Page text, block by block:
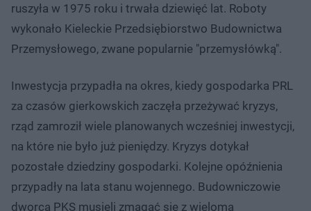
ruszyła w 1975 roku i trwała dziewięć lat. Roboty
wykonało Kieleckie Przedsiębiorstwo Budownictwa
Przemysłowego, zwane popularnie "przemysłówką".
Inwestycja przypadła na okres, kiedy gospodarka PRL
za czasów gierkowskich zaczęła przeżywać kryzys,
rząd zamroził wiele planowanych wcześniej inwestycji,
na które nie było już pieniędzy. Kryzys dotykał
pozostałe dziedziny gospodarki. Kolejne opóźnienia
przypadły na lata stanu wojennego. Budowniczowie
dworca PKS musieli zmagać się z wieloma